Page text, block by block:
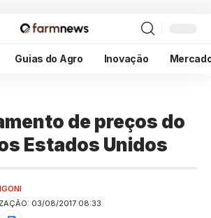
Guias do Agro Inovação
de preços do
Estados Unidos
03/08/2017 08:33